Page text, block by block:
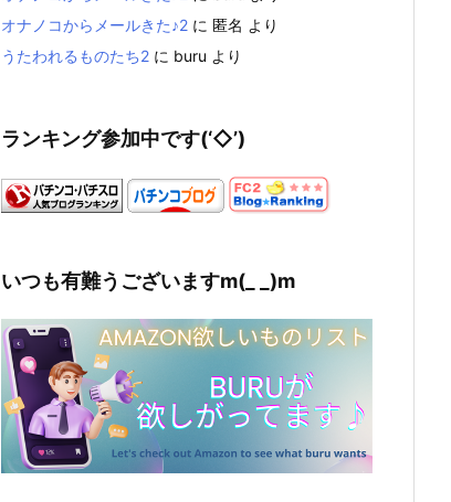
オナノコからメールきた♪2 に 匿名 より
うたわれるものたち2 に buru より
ランキング参加中です(‘◇’)ゞ
いつも有難うございますm(_ _)m